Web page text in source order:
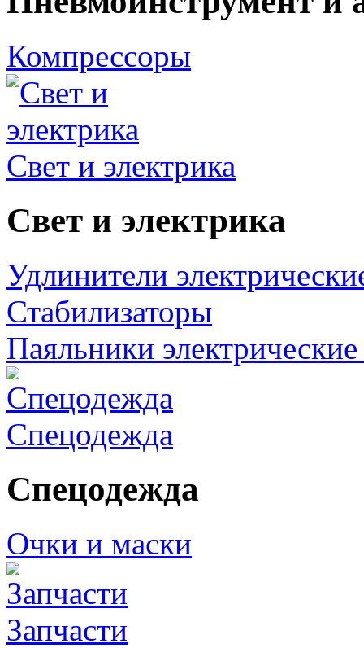
Компрессоры
Свет и электрика
Свет и электрика
Удлинители
Стабилизаторы
Паяльники
Спецодежда
Спецодежда
Очки и маски
Запчасти